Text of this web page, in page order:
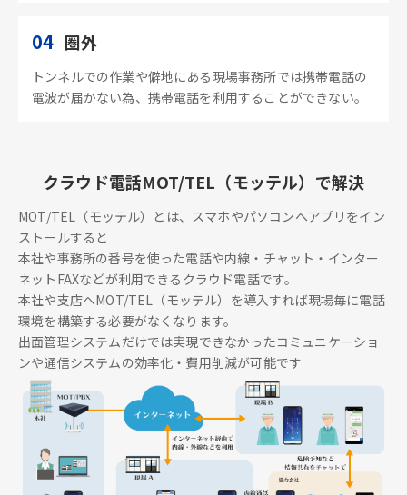
04 圏外
トンネルでの作業や僻地にある現場事務所では携帯電話の
電波が届かない為、携帯電話を利用することができない。
クラウド電話MOT/TEL（モッテル）で解決
MOT/TEL（モッテル）とは、スマホやパソコンへアプリをイン
ストールすると
本社や事務所の番号を使った電話や内線・チャット・インター
ネットFAXなどが利用できるクラウド電話です。
本社や支店へMOT/TEL（モッテル）を導入すれば現場毎に電話
環境を構築する必要がなくなります。
出面管理システムだけでは実現できなかったコミュニケーショ
ンや通信システムの効率化・費用削減が可能です